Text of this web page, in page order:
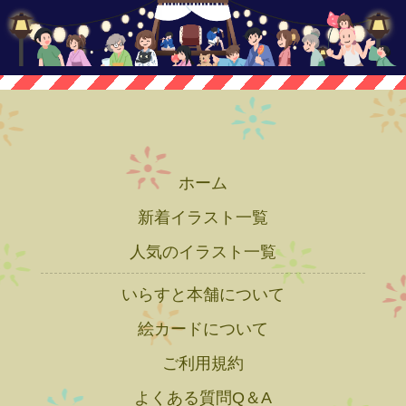
ホーム
新着イラスト一覧
人気のイラスト一覧
いらすと本舗について
絵カードについて
ご利用規約
よくある質問Q＆A